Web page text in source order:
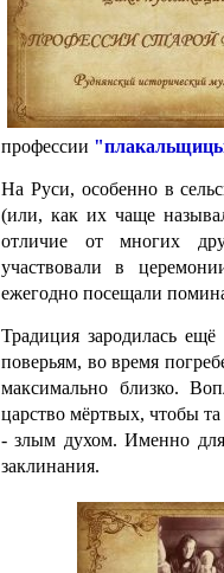
профессии
На Руси, особенно в
(или, как их чаще
отличие от многих
участвовали в
ежегодно посещали
Традиция зародилась
поверьям, во время
максимально близко.
царство мёртвых, чтобы
- злым духом. Именно
заклинания.